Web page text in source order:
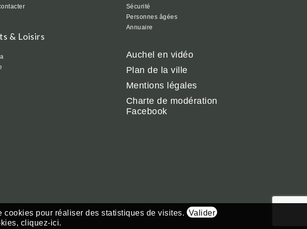
& Loisirs
Sécurité
Personnes âgées
Annuaire
Auchel en vidéo
Plan de la ville
Mentions légales
Charte de modération
Facebook
cookies pour réaliser des statistiques de visites. Valider
cliquez-ici.